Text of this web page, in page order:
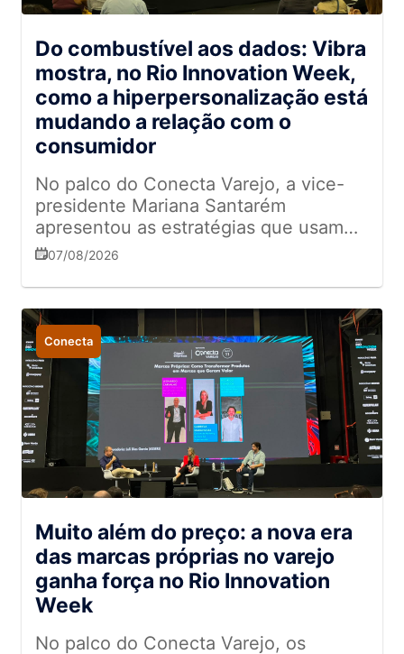
Do combustível aos dados: Vibra
mostra, no Rio Innovation Week,
como a hiperpersonalização está
mudando a relação com o
consumidor
No palco do Conecta Varejo, a vice-
presidente Mariana Santarém
apresentou as estratégias que usam
dados e IA para transformar
07/08/2026
Conecta
Muito além do preço: a nova era
das marcas próprias no varejo
ganha força no Rio Innovation
Week
No palco do Conecta Varejo, os